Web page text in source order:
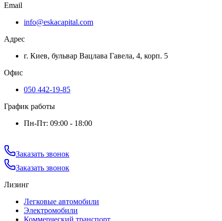
Email
info@eskacapital.com
Адрес
г. Киев, бульвар Вацлава Гавела, 4, корп. 5
Офис
050 442-19-85
График работы
Пн-Пт: 09:00 - 18:00
Заказать звонок
Заказать звонок
Лизинг
Легковые автомобили
Электромобили
Коммерческий транспорт